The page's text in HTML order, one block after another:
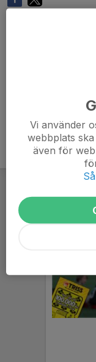
Vi använder
webbplats
även för